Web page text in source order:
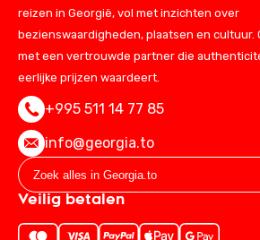
reizen in Georgië, vol met inzichten over
bezienswaardigheden, plaatsen en cultuur.
met een vertrouwde partner die
eerlijke prijzen waardeert.
+995 511 14 77 85
info@georgia.to
Veilig betalen